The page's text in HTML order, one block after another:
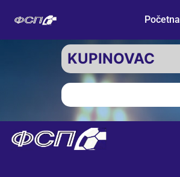
Početna
KUPINOVAC